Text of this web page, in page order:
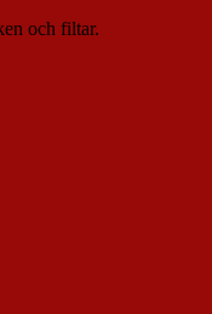
och filtar.